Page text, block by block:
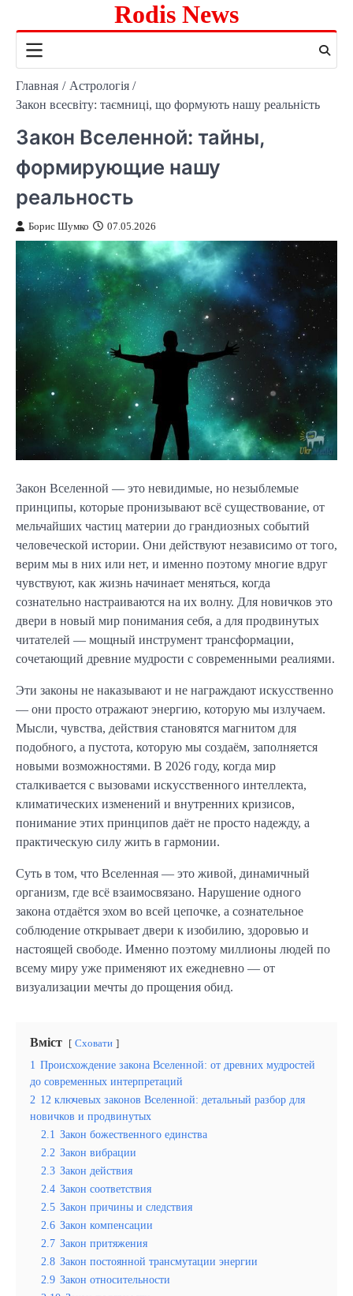
содержимому
Rodis News
Главная
Астрологія
Закон всесвіту: таємниці, що формують нашу реальність
Закон Вселенной: тайны,
формирующие нашу
реальность
Борис Шумко 07.05.2026
Закон Вселенной — это невидимые, но незыблемые
принципы, которые пронизывают всё существование, от
мельчайших частиц материи до грандиозных событий
человеческой истории. Они действуют независимо от того,
верим мы в них или нет, и именно поэтому многие вдруг
чувствуют, как жизнь начинает меняться, когда
сознательно настраиваются на их волну. Для новичков это
двери в новый мир понимания себя, а для продвинутых
читателей — мощный инструмент трансформации,
сочетающий древние мудрости с современными реалиями.
Эти законы не наказывают и не награждают искусственно
— они просто отражают энергию, которую мы излучаем.
Мысли, чувства, действия становятся магнитом для
подобного, а пустота, которую мы создаём, заполняется
новыми возможностями. В 2026 году, когда мир
сталкивается с вызовами искусственного интеллекта,
климатических изменений и внутренних кризисов,
понимание этих принципов даёт не просто надежду, а
практическую силу жить в гармонии.
Суть в том, что Вселенная — это живой, динамичный
организм, где всё взаимосвязано. Нарушение одного
закона отдаётся эхом во всей цепочке, а сознательное
соблюдение открывает двери к изобилию, здоровью и
настоящей свободе. Именно поэтому миллионы людей по
всему миру уже применяют их ежедневно — от
визуализации мечты до прощения обид.
Вміст Сховати
1 Происхождение закона Вселенной: от древних мудростей
до современных интерпретаций
2 12 ключевых законов Вселенной: детальный разбор для
новичков и продвинутых
2.1 Закон божественного единства
2.2 Закон вибрации
2.3 Закон действия
2.4 Закон соответствия
2.5 Закон причины и следствия
2.6 Закон компенсации
2.7 Закон притяжения
2.8 Закон постоянной трансмутации энергии
2.9 Закон относительности